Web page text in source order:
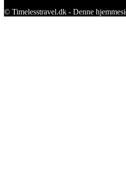
© Timelesstravel.dk - Denne